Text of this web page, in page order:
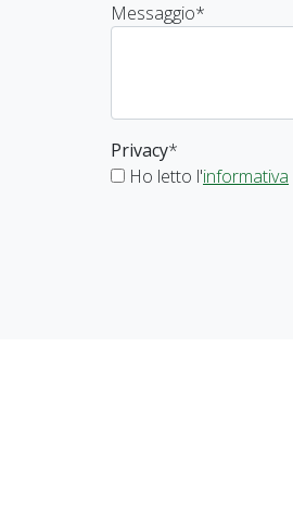
Messaggio*
Privacy*
Ho letto l'informativa